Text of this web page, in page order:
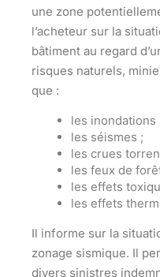
une zone
l’acheteur sur la
bâtiment au regard
risques naturels,
que :
les inondations
les séismes ;
les crues
les feux de
les effets
les effets
Il informe sur la
zonage sismique. Il
divers sinistres